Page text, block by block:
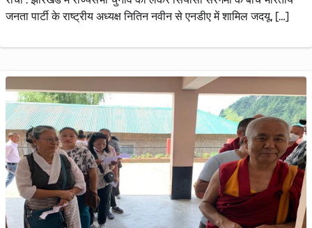
जनता पार्टी के राष्ट्रीय अध्यक्ष नितिन नवीन से एनडीए में शामिल जदयू, […]